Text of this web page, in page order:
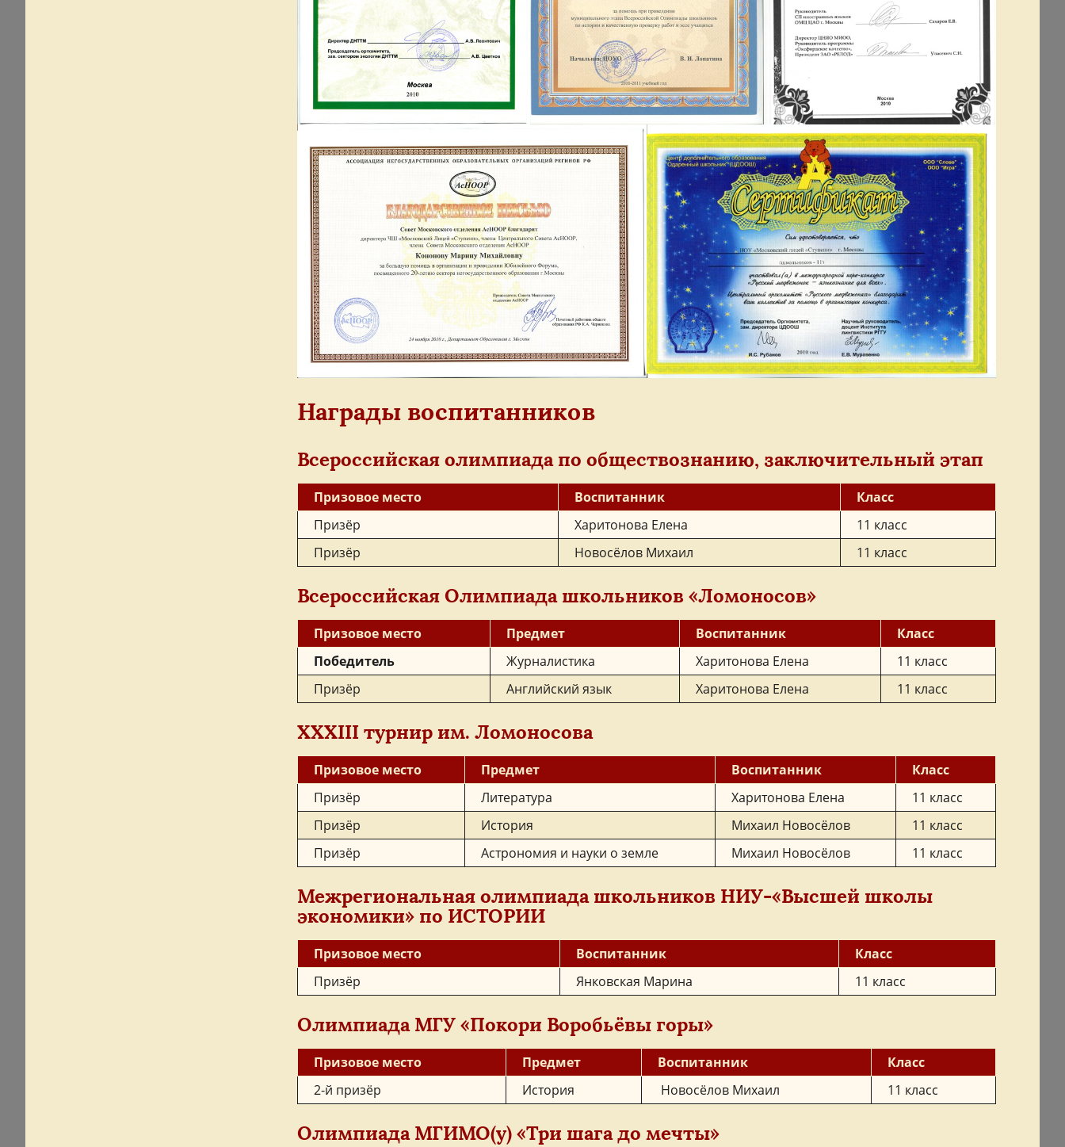
Награды воспитанников
Всероссийская олимпиада по обществознанию, заключительный этап
Призовое место Воспитанник
Класс
Призёр
Харитонова Елена
11 класс
Призёр
Новосёлов Михаил 11 класс
Всероссийская Олимпиада школьников «Ломоносов»
Призовое место Предмет Воспитанник
Класс
Победитель
Журналистика Харитонова Елена
11 класс
Призёр
Английский язык Харитонова Елена 11 класс
XXXIII турнир им. Ломоносова
Призовое место Предмет Воспитанник
Класс
Призёр
Литература Харитонова Елена
11 класс
Призёр
История Михаил Новосёлов
11 класс
Призёр
Астрономия и науки о земле Михаил Новосёлов 11 класс
Межрегиональная олимпиада школьников НИУ-«Высшей школы
экономики» по ИСТОРИИ
Призовое место Воспитанник
Класс
Призёр
Янковская Марина 11 класс
Олимпиада МГУ «Покори Воробьёвы горы»
Призовое место Предмет Воспитанник
Класс
2-й призёр
История Новосёлов Михаил 11 класс
Олимпиада МГИМО(у) «Три шага до мечты»